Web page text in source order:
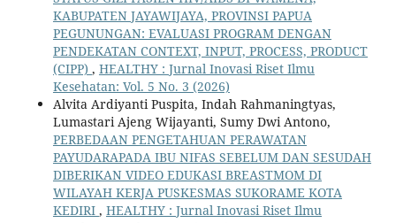
KABUPATEN JAYAWIJAYA, PROVINSI PAPUA
PEGUNUNGAN: EVALUASI PROGRAM DENGAN
PENDEKATAN CONTEXT, INPUT, PROCESS, PRODUCT
(CIPP) , HEALTHY : Jurnal Inovasi Riset Ilmu
Kesehatan: Vol. 5 No. 3 (2026)
Alvita Ardiyanti Puspita, Indah Rahmaningtyas,
Lumastari Ajeng Wijayanti, Sumy Dwi Antono,
PERBEDAAN PENGETAHUAN PERAWATAN
PAYUDARAPADA IBU NIFAS SEBELUM DAN SESUDAH
DIBERIKAN VIDEO EDUKASI BREASTMOM DI
WILAYAH KERJA PUSKESMAS SUKORAME KOTA
KEDIRI , HEALTHY : Jurnal Inovasi Riset Ilmu